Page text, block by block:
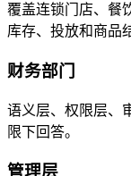
覆盖连锁门店、餐
库存、投放和商品
财务部门
语义层、权限层、
限下回答。
管理层